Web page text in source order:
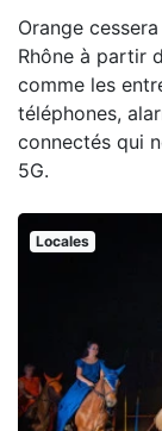
Orange
Rhône à partir
comme les
téléphones,
connectés qui
5G.
Locales